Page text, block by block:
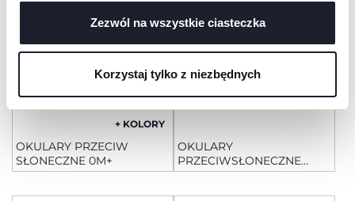
kliknij „Ustawienia”. Zamykając ten baner, wyrażasz
zgodę na używanie wyłącznie technicznych plików
cookie, które są niezbędne dla żądanej usługi.
Zezwól na wszystkie ciasteczka
Korzystaj tylko z niezbędnych
+ KOLORY
OKULARY PRZECIW
SŁONECZNE 0M+
OKULARY
PRZECIWSŁONECZNE
36M+